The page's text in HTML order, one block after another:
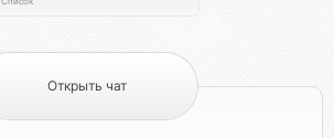
Открыть чат